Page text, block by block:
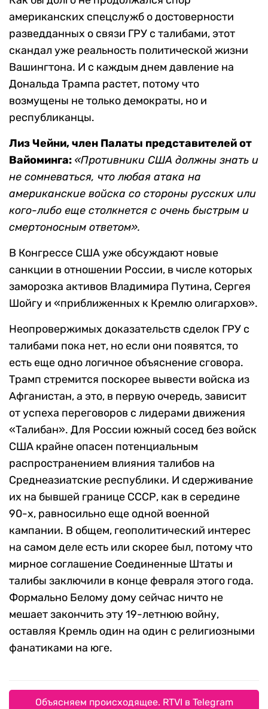
американских спецслужб о достоверности
разведданных о связи ГРУ с талибами, этот
скандал уже реальность политической жизни
Вашингтона. И с каждым днем давление на
Дональда Трампа растет, потому что
возмущены не только демократы, но и
республиканцы.
Лиз Чейни, член Палаты представителей от
Вайоминга: «Противники США должны знать и
не сомневаться, что любая атака на
американские войска со стороны русских или
кого-либо еще столкнется с очень быстрым и
смертоносным ответом».
В Конгрессе США уже обсуждают новые
санкции в отношении России, в числе которых
заморозка активов Владимира Путина, Сергея
Шойгу и «приближенных к Кремлю олигархов».
Неопровержимых доказательств сделок ГРУ с
талибами пока нет, но если они появятся, то
есть еще одно логичное объяснение сговора.
Трамп стремится поскорее вывести войска из
Афганистан, а это, в первую очередь, зависит
от успеха переговоров с лидерами движения
«Талибан». Для России южный сосед без войск
США крайне опасен потенциальным
распространением влияния талибов на
Среднеазиатские республики. И сдерживание
их на бывшей границе СССР, как в середине
90-х, равносильно еще одной военной
кампании. В общем, геополитический интерес
на самом деле есть или скорее был, потому что
мирное соглашение Соединенные Штаты и
талибы заключили в конце февраля этого года.
Формально Белому дому сейчас ничто не
мешает закончить эту 19-летнюю войну,
оставляя Кремль один на один с религиозными
фанатиками на юге.
Объясняем происходящее. RTVI в Telegram